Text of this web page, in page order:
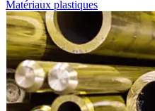
Matériaux plastiques